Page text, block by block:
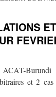
et 2